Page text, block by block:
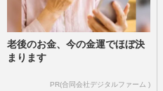
老後のお金、今の金運でほぼ決
まります
PR(合同会社デジタルファーム )